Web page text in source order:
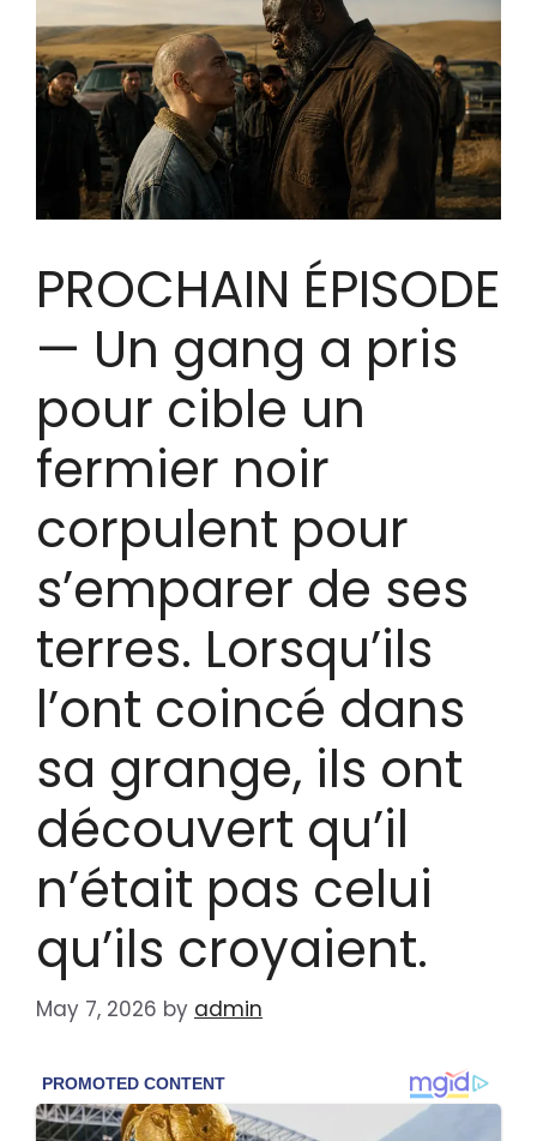
PROCHAIN ​​ÉPISODE
— Un gang a pris
pour cible un
fermier noir
corpulent pour
s’emparer de ses
terres. Lorsqu’ils
l’ont coincé dans
sa grange, ils ont
découvert qu’il
n’était pas celui
qu’ils croyaient.
May 7, 2026 by admin